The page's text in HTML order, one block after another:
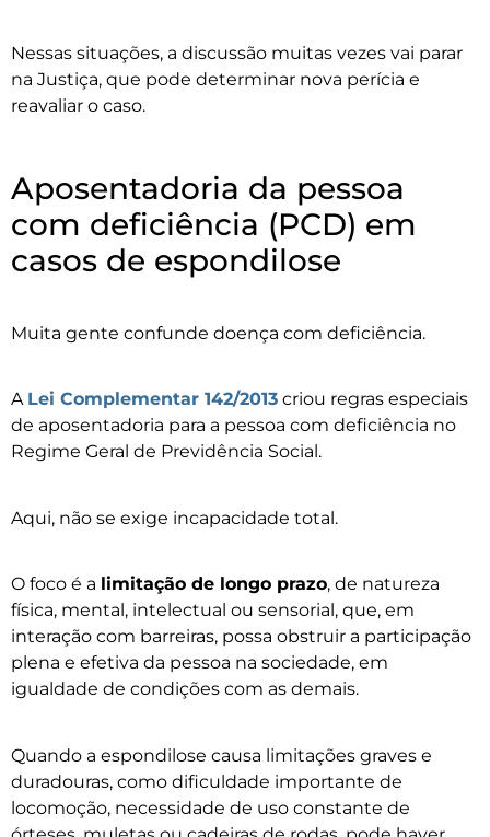
Nessas situações, a discussão muitas vezes vai parar
na Justiça, que pode determinar nova perícia e
reavaliar o caso.
Aposentadoria da pessoa
com deficiência (PCD) em
casos de espondilose
Muita gente confunde doença com deficiência.
A Lei Complementar 142/2013 criou regras especiais
de aposentadoria para a pessoa com deficiência no
Regime Geral de Previdência Social.
Aqui, não se exige incapacidade total.
O foco é a limitação de longo prazo, de natureza
física, mental, intelectual ou sensorial, que, em
interação com barreiras, possa obstruir a participação
plena e efetiva da pessoa na sociedade, em
igualdade de condições com as demais.
Quando a espondilose causa limitações graves e
duradouras, como dificuldade importante de
locomoção, necessidade de uso constante de